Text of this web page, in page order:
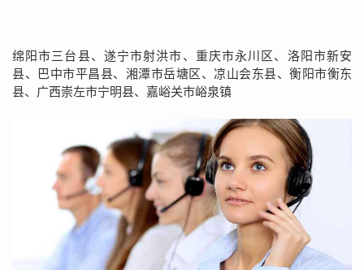
绵阳市三台县、遂宁市射洪市、重庆市永川区、洛阳市新安
县、巴中市平昌县、湘潭市岳塘区、凉山会东县、衡阳市衡东
县、广西崇左市宁明县、嘉峪关市峪泉镇